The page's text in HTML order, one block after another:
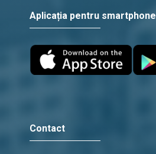
Aplicația pentru smartphone
Contact